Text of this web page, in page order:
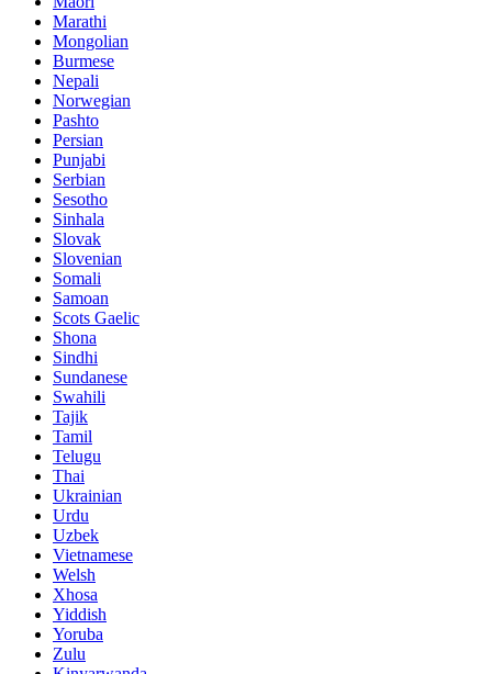
Marathi
Mongolian
Burmese
Nepali
Norwegian
Pashto
Persian
Punjabi
Serbian
Sesotho
Sinhala
Slovak
Slovenian
Somali
Samoan
Scots Gaelic
Shona
Sindhi
Sundanese
Swahili
Tajik
Tamil
Telugu
Thai
Ukrainian
Urdu
Uzbek
Vietnamese
Welsh
Xhosa
Yiddish
Yoruba
Zulu